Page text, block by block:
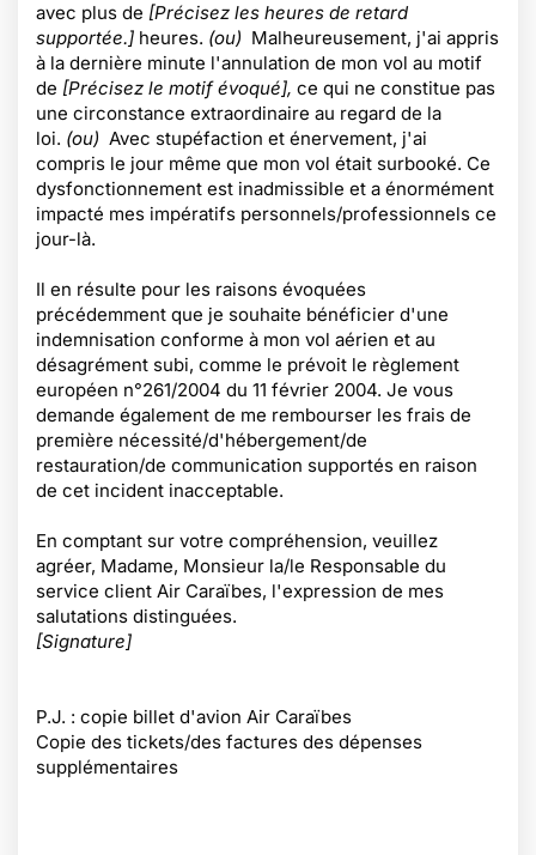
avec plus de [Précisez les heures de retard
supportée.] heures. (ou) Malheureusement, j'ai appris
à la dernière minute l'annulation de mon vol au motif
de [Précisez le motif évoqué], ce qui ne constitue pas
une circonstance extraordinaire au regard de la
loi. (ou) Avec stupéfaction et énervement, j'ai
compris le jour même que mon vol était surbooké. Ce
dysfonctionnement est inadmissible et a énormément
impacté mes impératifs personnels/professionnels ce
jour-là.
Il en résulte pour les raisons évoquées
précédemment que je souhaite bénéficier d'une
indemnisation conforme à mon vol aérien et au
désagrément subi, comme le prévoit le règlement
européen n°261/2004 du 11 février 2004. Je vous
demande également de me rembourser les frais de
première nécessité/d'hébergement/de
restauration/de communication supportés en raison
de cet incident inacceptable.
En comptant sur votre compréhension, veuillez
agréer, Madame, Monsieur la/le Responsable du
service client Air Caraïbes, l'expression de mes
salutations distinguées.
[Signature]
P.J. : copie billet d'avion Air Caraïbes
Copie des tickets/des factures des dépenses
supplémentaires